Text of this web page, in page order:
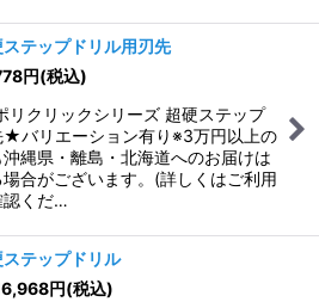
ステップドリル用刃先
円(税込)
クリックシリーズ 超硬ステップ
★バリエーション有り※3万円以上の
縄県・離島・北海道へのお届けは
合がございます。(詳しくはご利用
認くだ…
ステップドリル
円(税込)